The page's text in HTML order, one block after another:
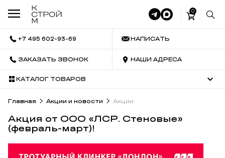
0
+7 495 602-93-69 НАПИСАТЬ
ЗАКАЗАТЬ ЗВОНОК НАШИ АДРЕСА
КАТАЛОГ ТОВАРОВ
Главная Акции и новости Акции
Акция от ООО «ЛСР. Стеновые»
(февраль-март)!